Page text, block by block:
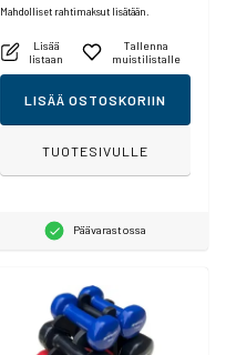
Mahdolliset rahtimaksut lisätään.
Lisää
listaan
Tallenna
muistilistalle
LISÄÄ OSTOSKORIIN
TUOTESIVULLE
Päävarastossa